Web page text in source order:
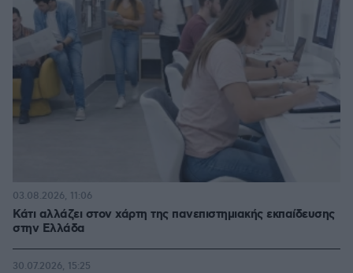
Κάτι αλλάζει στον χάρτη της πανεπιστημιακής εκπαίδευσης
στην Ελλάδα
03.08.2026, 11:06
30.07.2026, 15:25